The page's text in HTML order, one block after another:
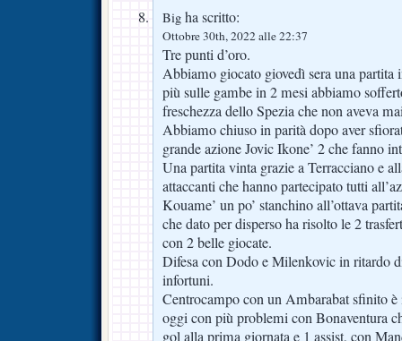
Big ha scritto:
Ottobre 30th, 2022 alle 22:37
Tre punti d’oro.
Abbiamo giocato giovedì sera una partita
più sulle gambe in 2 mesi abbiamo
freschezza dello Spezia che non aveva
Abbiamo chiuso in parità dopo aver
grande azione Jovic Ikone’ 2 che fanno
Una partita vinta grazie a Terracciano e
attaccanti che hanno partecipato tutti
Kouame’ un po’ stanchino all’ottava
che dato per disperso ha risolto le 2
con 2 belle giocate.
Difesa con Dodo e Milenkovic in ritardo
infortuni.
Centrocampo con un Ambarabat sfinito
oggi con più problemi con Bonaventura
gol alla prima giornata e 1 assist, con